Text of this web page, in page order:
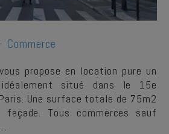
propose en location pure un
situé dans le 15e
Une surface totale de 75m2
Tous commerces sauf